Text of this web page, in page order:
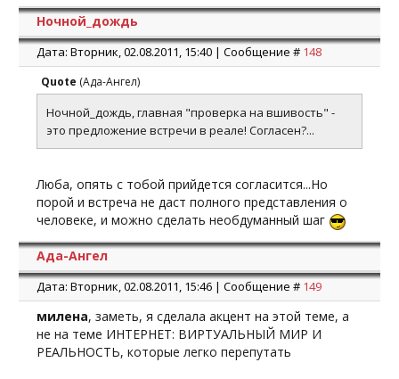
Ночной_дождь
Дата: Вторник, 02.08.2011, 15:40 | Сообщение # 148
Quote (Ада-Ангел)
Ночной_дождь, главная "проверка на вшивость" -
это предложение встречи в реале! Согласен?...
Люба, опять с тобой прийдется согласится...Но
порой и встреча не даст полного представления о
человеке, и можно сделать необдуманный шаг
Ада-Ангел
Дата: Вторник, 02.08.2011, 15:46 | Сообщение # 149
милена, заметь, я сделала акцент на этой теме, а
не на теме ИНТЕРНЕТ: ВИРТУАЛЬНЫЙ МИР И
РЕАЛЬНОСТЬ, которые легко перепутать